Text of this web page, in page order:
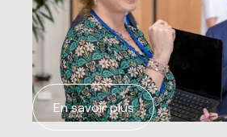
En savoir plus